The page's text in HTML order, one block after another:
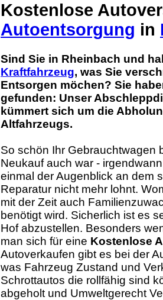
Kostenlose
Autoentsorgung in
Sind Sie in Rheinbach und
Kraftfahrzeug, was Sie
Entsorgen möchen? Sie
gefunden: Unser
kümmert sich um die
Altfahrzeugs.
So schön Ihr Gebrauchtwagen
Neukauf auch war -
einmal der Augenblick an dem
Reparatur nicht mehr lohnt.
mit der Zeit auch
benötigt wird. Sicherlich ist es
Hof abzustellen. Besonders
man sich für eine Kostenlose
Autoverkaufen gibt es bei der
was Fahrzeug Zustand und
Schrottautos die rollfähig sind
abgeholt und Umweltgerecht